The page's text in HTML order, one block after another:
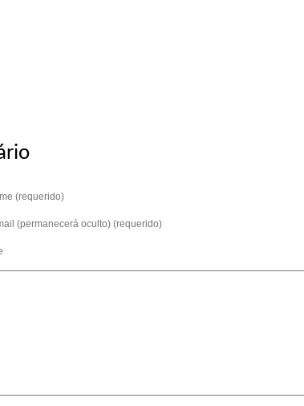
(requerido)
(permanecerá oculto) (requerido)